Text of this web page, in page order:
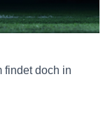
findet doch in